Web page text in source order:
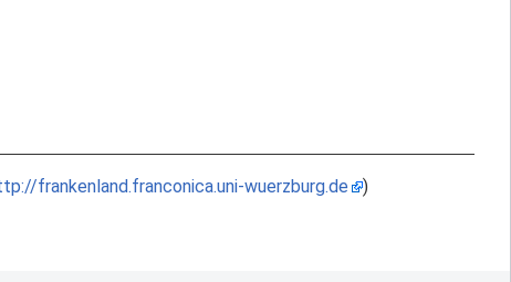
frankenland.franconica.uni-wuerzburg.de )